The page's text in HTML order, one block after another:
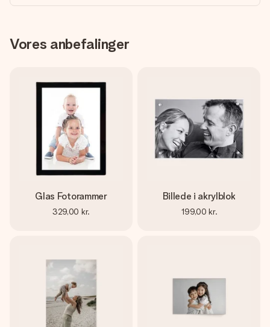
Vores anbefalinger
Glas Fotorammer
329,00 kr.
Billede i akrylblok
199,00 kr.